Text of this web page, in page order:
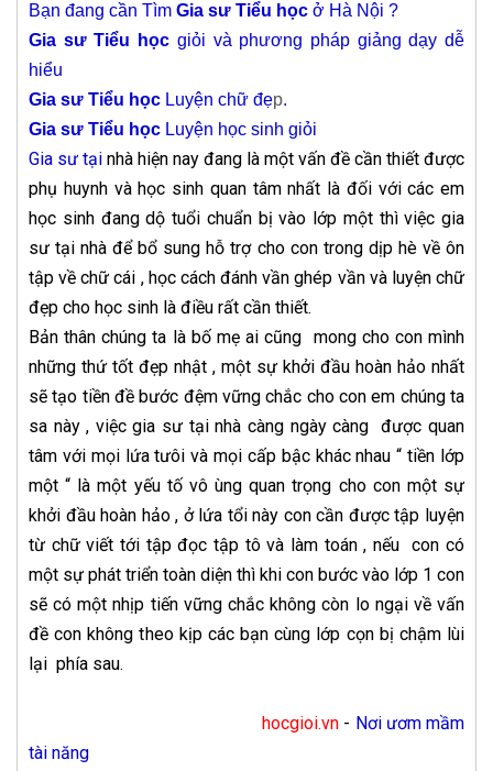
Bạn đang cần Tìm Gia sư Tiểu học ở Hà Nội ?
Gia sư Tiểu học giỏi và phương pháp giảng dạy dễ
hiểu
Gia sư Tiểu học Luyện chữ đẹp.
Gia sư Tiểu học Luyện học sinh giỏi
Gia sư tại nhà hiện nay đang là một vấn đề cần thiết được
phụ huynh và học sinh quan tâm nhất là đối với các em
học sinh đang dộ tuổi chuẩn bị vào lớp một thì việc gia
sư tại nhà để bổ sung hỗ trợ cho con trong dịp hè về ôn
tập về chữ cái , học cách đánh vần ghép vần và luyện chữ
đẹp cho học sinh là điều rất cần thiết.
Bản thân chúng ta là bố mẹ ai cũng mong cho con mình
những thứ tốt đẹp nhật , một sự khởi đầu hoàn hảo nhất
sẽ tạo tiền đề bước đệm vững chắc cho con em chúng ta
sa này , việc gia sư tại nhà càng ngày càng được quan
tâm với mọi lứa tưôi và mọi cấp bậc khác nhau “ tiền lớp
một “ là một yếu tố vô ùng quan trọng cho con một sự
khởi đầu hoàn hảo , ở lứa tổi này con cần được tập luyện
từ chữ viết tới tập đọc tập tô và làm toán , nếu con có
một sự phát triển toàn diện thì khi con bước vào lớp 1 con
sẽ có một nhịp tiến vững chắc không còn lo ngại về vấn
đề con không theo kịp các bạn cùng lớp cọn bị chậm lùi
lại phía sau.
hocgioi.vn - Nơi ươm mầm
tài năng